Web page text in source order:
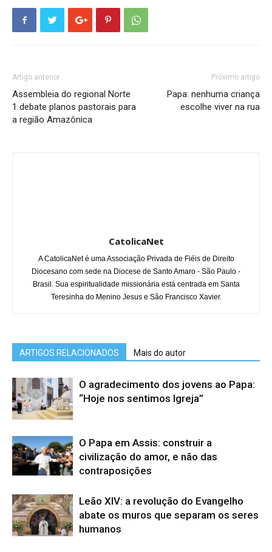
Artigo anterior
Assembleia do regional Norte
1 debate planos pastorais para
a região Amazônica
Próximo artigo
Papa: nenhuma criança
escolhe viver na rua
CatolicaNet
A CatolicaNet é uma Associação Privada de Fiéis de Direito
Diocesano com sede na Diocese de Santo Amaro - São Paulo -
Brasil. Sua espiritualidade missionária está centrada em Santa
Teresinha do Menino Jesus e São Francisco Xavier.
ARTIGOS RELACIONADOS Mais do autor
O agradecimento dos jovens ao Papa:
“Hoje nos sentimos Igreja”
O Papa em Assis: construir a
civilização do amor, e não das
contraposições
Leão XIV: a revolução do Evangelho
abate os muros que separam os seres
humanos